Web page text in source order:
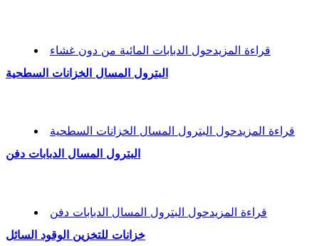
قراءة المزيدحول الدبابات المائية من دون غشاء
البترول المسال الخزانات السطحية
قراءة المزيدحول البترول المسال الخزانات السطحية
البترول المسال الدبابات دفن
قراءة المزيدحول البترول المسال الدبابات دفن
خزانات للتخزين الوقود السائل